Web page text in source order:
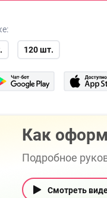
120 шт.
Как
Подробное
Смотреть